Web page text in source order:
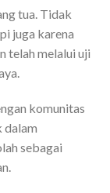
tua. Tidak
juga karena
telah melalui uji
komunitas
dalam
sebagai